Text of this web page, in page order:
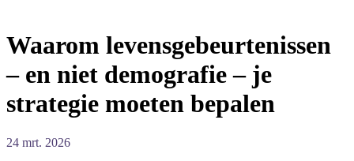
Waarom levensgebeurtenissen
– en niet demografie – je
strategie moeten bepalen
24 mrt. 2026